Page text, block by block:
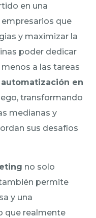
en una
que
y maximizar la
poder dedicar
menos a las tareas
automatización en
transformando
medianas y
sus desafíos
no solo
permite
y una
que realmente